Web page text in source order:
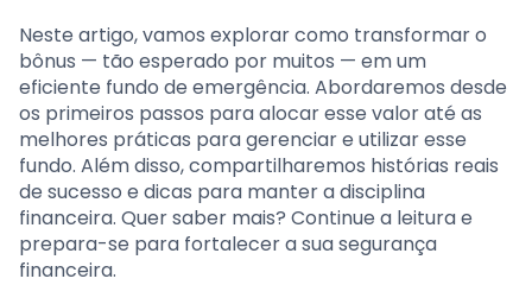
Neste artigo, vamos explorar como transformar o
bônus — tão esperado por muitos — em um
eficiente fundo de emergência. Abordaremos desde
os primeiros passos para alocar esse valor até as
melhores práticas para gerenciar e utilizar esse
fundo. Além disso, compartilharemos histórias reais
de sucesso e dicas para manter a disciplina
financeira. Quer saber mais? Continue a leitura e
prepara-se para fortalecer a sua segurança
financeira.